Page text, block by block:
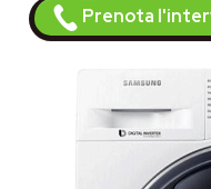
Prenota